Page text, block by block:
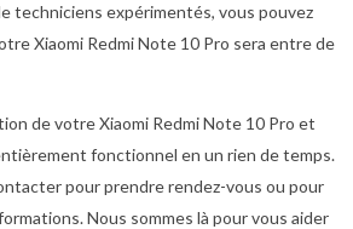
techniciens expérimentés, vous pouvez
Xiaomi Redmi Note 10 Pro sera entre de
de votre Xiaomi Redmi Note 10 Pro et
fonctionnel en un rien de temps.
pour prendre rendez-vous ou pour
Nous sommes là pour vous aider